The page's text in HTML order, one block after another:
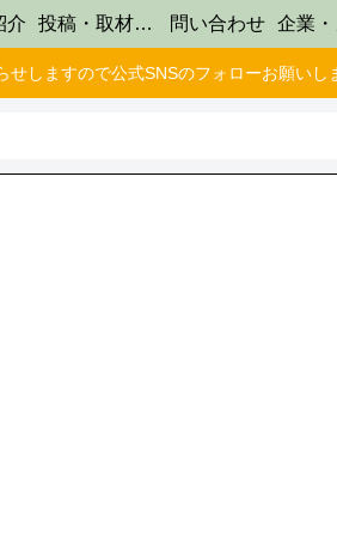
介 投稿・取材受け付け 問い合わせ
しますので公式SNSのフォローお願いし